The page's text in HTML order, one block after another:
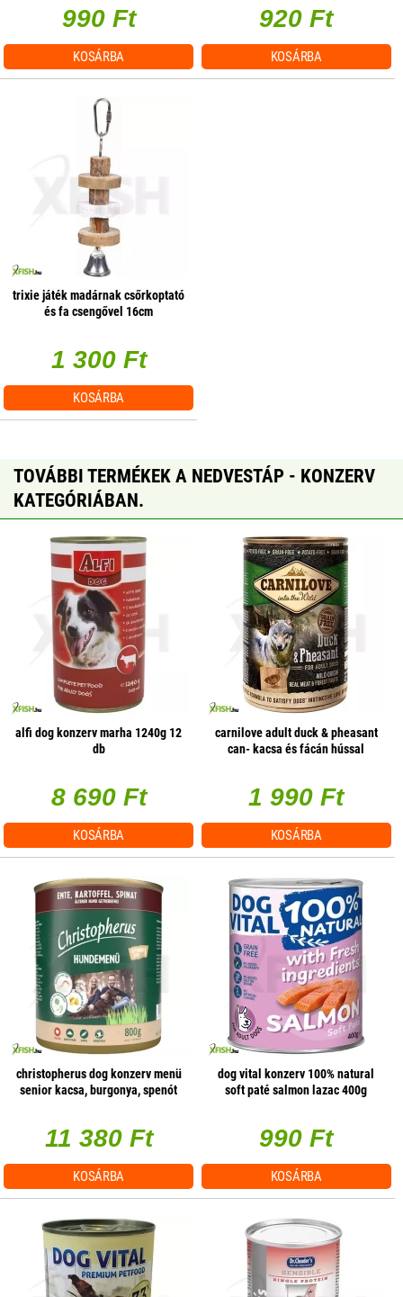
990 Ft
KOSÁRBA
920 Ft
KOSÁRBA
trixie játék madárnak csőrkoptató
és fa csengővel 16cm
1 300 Ft
KOSÁRBA
TOVÁBBI TERMÉKEK A NEDVESTÁP - KONZERV
KATEGÓRIÁBAN.
alfi dog konzerv marha 1240g 12
db
8 690 Ft
KOSÁRBA
carnilove adult duck & pheasant
can- kacsa és fácán hússal
1 990 Ft
KOSÁRBA
christopherus dog konzerv menü
senior kacsa, burgonya, spenót
11 380 Ft
KOSÁRBA
dog vital konzerv 100% natural
soft paté salmon lazac 400g
990 Ft
KOSÁRBA